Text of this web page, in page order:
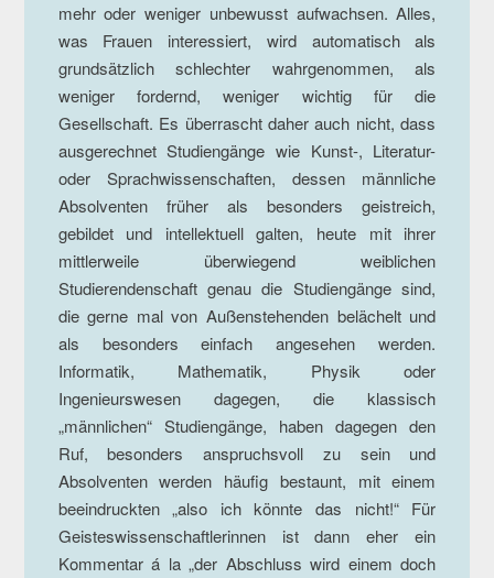
mehr oder weniger unbewusst aufwachsen. Alles,
was Frauen interessiert, wird automatisch als
grundsätzlich schlechter wahrgenommen, als
weniger fordernd, weniger wichtig für die
Gesellschaft. Es überrascht daher auch nicht, dass
ausgerechnet Studiengänge wie Kunst-, Literatur-
oder Sprachwissenschaften, dessen männliche
Absolventen früher als besonders geistreich,
gebildet und intellektuell galten, heute mit ihrer
mittlerweile überwiegend weiblichen
Studierendenschaft genau die Studiengänge sind,
die gerne mal von Außenstehenden belächelt und
als besonders einfach angesehen werden.
Informatik, Mathematik, Physik oder
Ingenieurswesen dagegen, die klassisch
„männlichen“ Studiengänge, haben dagegen den
Ruf, besonders anspruchsvoll zu sein und
Absolventen werden häufig bestaunt, mit einem
beeindruckten „also ich könnte das nicht!“ Für
Geisteswissenschaftlerinnen ist dann eher ein
Kommentar á la „der Abschluss wird einem doch